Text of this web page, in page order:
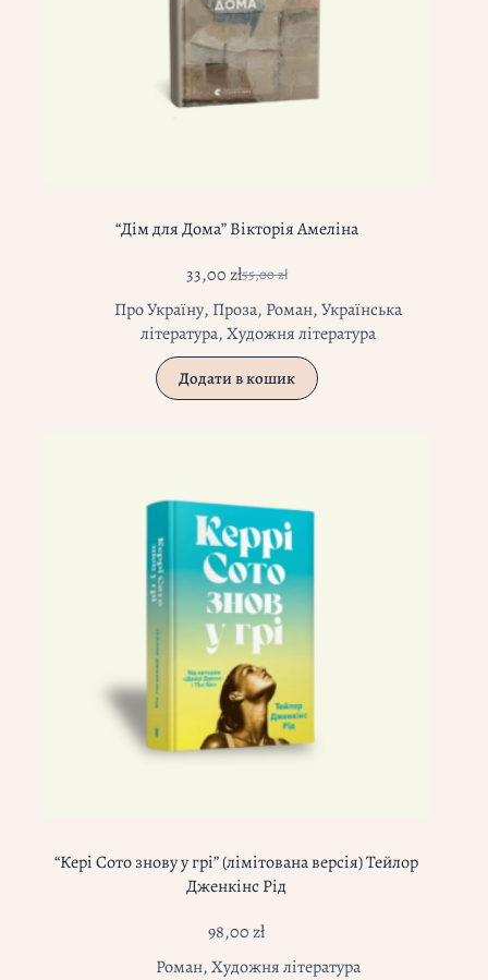
“Дім для Дома” Вікторія Амеліна
55,00zł
Оригінальна
ціна:
55,00 zł.
33,00złПоточна
ціна:
33,00 zł.
Про Україну, Проза, Роман,Українська
література,Художня література
Додати в кошик
“Кері Сото знову у грі” (лімітована версія) Тейлор
Дженкінс Рід
98,00zł
Роман,Художня література